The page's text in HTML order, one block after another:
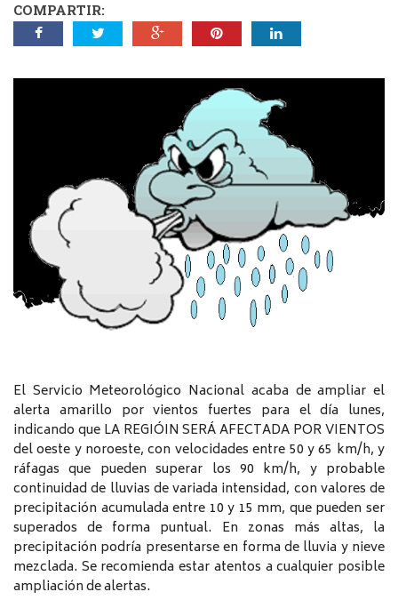
COMPARTIR:
El Servicio Meteorológico Nacional acaba de ampliar el
alerta amarillo por vientos fuertes para el día lunes,
indicando que LA REGIÓIN SERÁ AFECTADA POR VIENTOS
del oeste y noroeste, con velocidades entre 50 y 65 km/h, y
ráfagas que pueden superar los 90 km/h, y probable
continuidad de lluvias de variada intensidad, con valores de
precipitación acumulada entre 10 y 15 mm, que pueden ser
superados de forma puntual. En zonas más altas, la
precipitación podría presentarse en forma de lluvia y nieve
mezclada. Se recomienda estar atentos a cualquier posible
ampliación de alertas.